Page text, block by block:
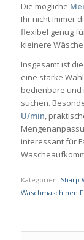
Die mögliche
Ihr nicht immer
flexibel genug
kleinere
Insgesamt ist die
eine starke
bedienbare und
suchen.
U/min,
interessant für
Kategorien: Sharp
Waschmaschinen